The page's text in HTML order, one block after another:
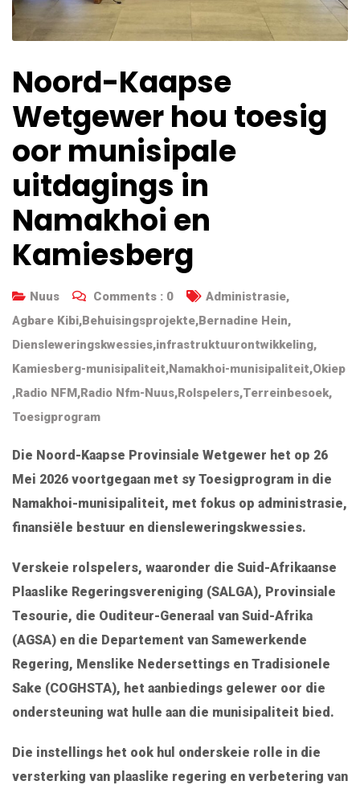
Noord-Kaapse
Wetgewer hou toesig
oor munisipale
uitdagings in
Namakhoi en
Kamiesberg
Nuus Comments : 0 Administrasie,
Agbare Kibi,Behuisingsprojekte,Bernadine Hein,
Diensleweringskwessies,infrastruktuurontwikkeling,
Kamiesberg-munisipaliteit,Namakhoi-munisipaliteit,Okiep
,Radio NFM,Radio Nfm-Nuus,Rolspelers,Terreinbesoek,
Toesigprogram
Die Noord-Kaapse Provinsiale Wetgewer het op 26
Mei 2026 voortgegaan met sy Toesigprogram in die
Namakhoi-munisipaliteit, met fokus op administrasie,
finansiële bestuur en diensleweringskwessies.
Verskeie rolspelers, waaronder die Suid-Afrikaanse
Plaaslike Regeringsvereniging (SALGA), Provinsiale
Tesourie, die Ouditeur-Generaal van Suid-Afrika
(AGSA) en die Departement van Samewerkende
Regering, Menslike Nedersettings en Tradisionele
Sake (COGHSTA), het aanbiedings gelewer oor die
ondersteuning wat hulle aan die munisipaliteit bied.
Die instellings het ook hul onderskeie rolle in die
versterking van plaaslike regering en verbetering van